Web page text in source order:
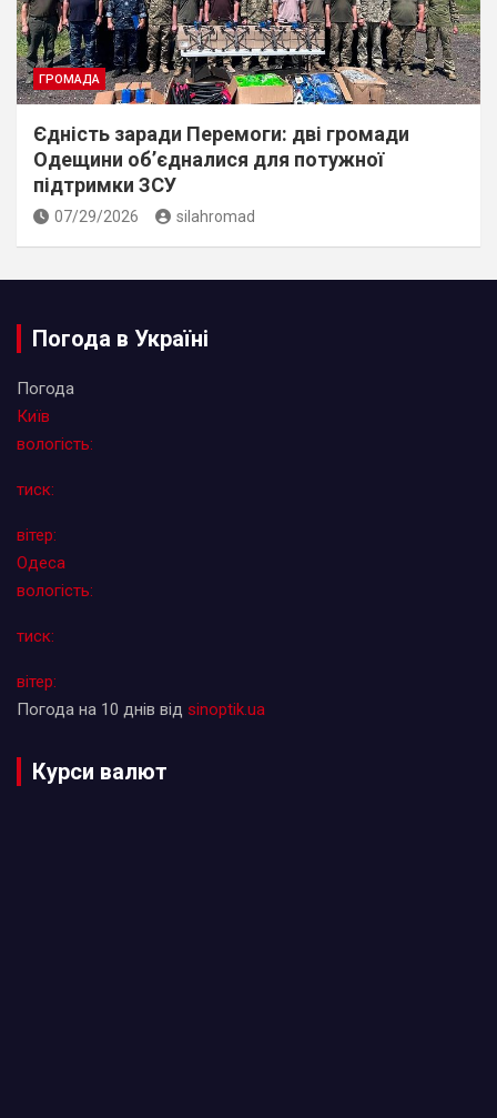
ГРОМАДА
Єдність заради Перемоги: дві громади
Одещини об’єдналися для потужної
підтримки ЗСУ
07/29/2026 silahromad
Погода в Україні
Погода
Київ
вологість:
тиск:
вітер:
Одеса
вологість:
тиск:
вітер:
Погода на 10 днів від sinoptik.ua
Курси валют